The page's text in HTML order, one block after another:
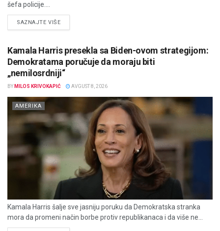
šefa policije....
SAZNAJTE VIŠEDETAILS
Kamala Harris presekla sa Biden-ovom strategijom:
Demokratama poručuje da moraju biti
„nemilosrdniji“
BY MILOS KRIVOKAPIĆ AVGUST 8, 2026
AMERIKA
Kamala Harris šalje sve jasniju poruku da Demokratska stranka
mora da promeni način borbe protiv republikanaca i da više ne...